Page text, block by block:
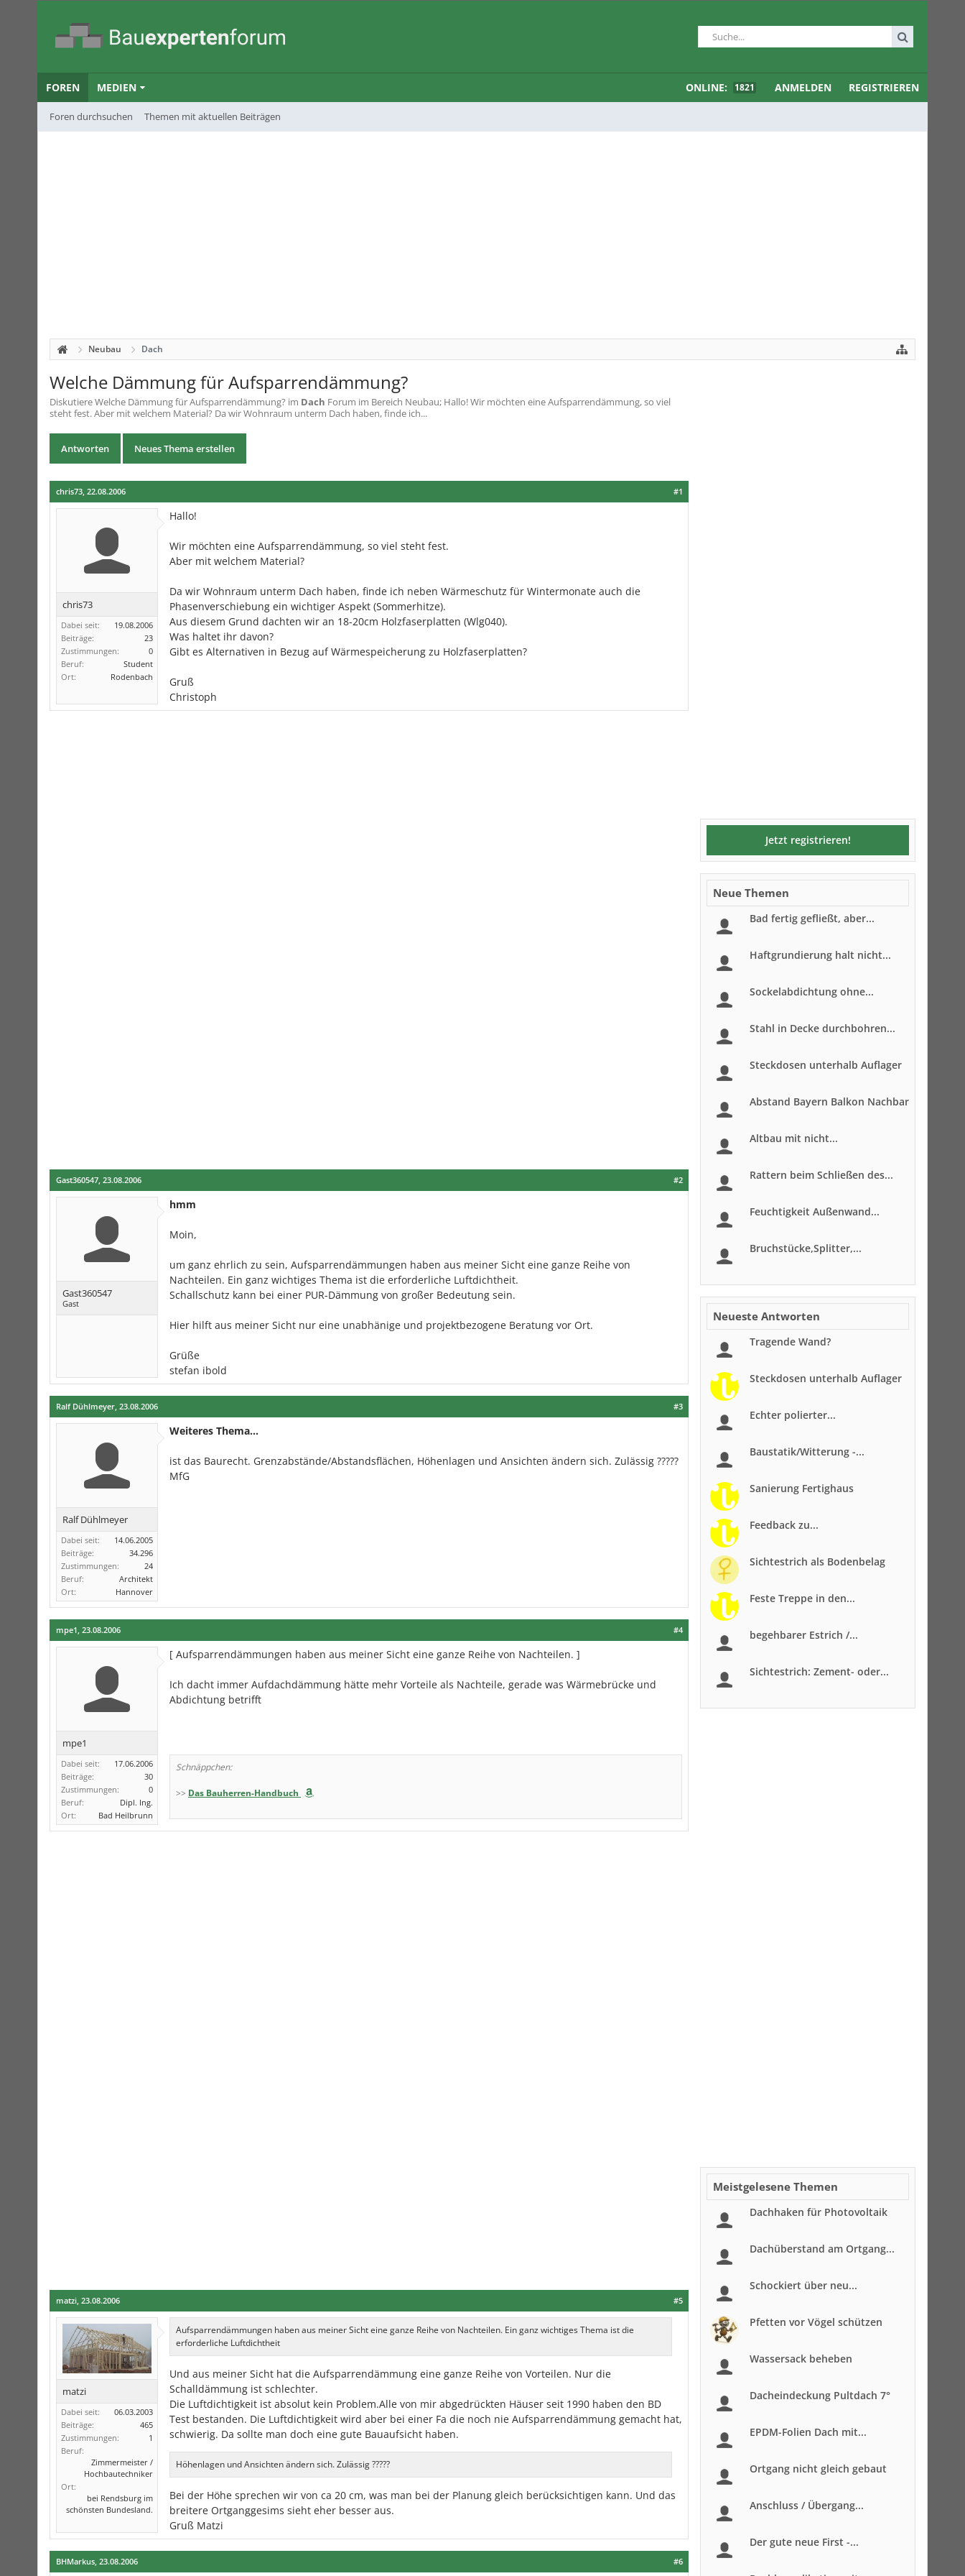
FOREN
Foren durchsuchen Themen mit aktuellen Beiträgen
MEDIEN ONLINE: 1821 ANMELDEN REGISTRIEREN
Neubau Dach
Welche Dämmung für Aufsparrendämmung?
DiskutiereWelche Dämmung für Aufsparrendämmung? im Dach Forum im Bereich Neubau; Hallo! Wir möchten eine Aufsparrendämmung, so viel
steht fest. Aber mit welchem Material? Da wir Wohnraum unterm Dach haben, finde ich...
Antworten Neues Thema erstellen
#1
chris73, 22.08.2006
chris73
Dabei seit:
19.08.2006
Beiträge:
23
Zustimmungen:
0
Beruf:
Student
Ort:
Rodenbach
Hallo!
Wir möchten eine Aufsparrendämmung, so viel steht fest.
Aber mit welchem Material?
Da wir Wohnraum unterm Dach haben, finde ich neben Wärmeschutz für Wintermonate auch die
Phasenverschiebung ein wichtiger Aspekt (Sommerhitze).
Aus diesem Grund dachten wir an 18-20cm Holzfaserplatten (Wlg040).
Was haltet ihr davon?
Gibt es Alternativen in Bezug auf Wärmespeicherung zu Holzfaserplatten?
Gruß
Christoph
#2
Gast360547, 23.08.2006
Gast360547
Gast
hmm
Moin,
um ganz ehrlich zu sein, Aufsparrendämmungen haben aus meiner Sicht eine ganze Reihe von
Nachteilen. Ein ganz wichtiges Thema ist die erforderliche Luftdichtheit.
Schallschutz kann bei einer PUR-Dämmung von großer Bedeutung sein.
Hier hilft aus meiner Sicht nur eine unabhänige und projektbezogene Beratung vor Ort.
Grüße
stefan ibold
#3
Ralf Dühlmeyer, 23.08.2006
Ralf Dühlmeyer
Dabei seit:
14.06.2005
Beiträge:
34.296
Zustimmungen:
24
Beruf:
Architekt
Ort:
Hannover
Weiteres Thema...
ist das Baurecht. Grenzabstände/Abstandsflächen, Höhenlagen und Ansichten ändern sich. Zulässig ?????
MfG
#4
mpe1, 23.08.2006
mpe1
Dabei seit:
17.06.2006
Beiträge:
30
Zustimmungen:
0
Beruf:
Dipl. Ing.
Ort:
Bad Heilbrunn
[ Aufsparrendämmungen haben aus meiner Sicht eine ganze Reihe von Nachteilen. ]
Ich dacht immer Aufdachdämmung hätte mehr Vorteile als Nachteile, gerade was Wärmebrücke und
Abdichtung betrifft
Schnäppchen:
>> Das Bauherren-Handbuch
#5
matzi, 23.08.2006
matzi
Dabei seit:
06.03.2003
Beiträge:
465
Zustimmungen:
1
Beruf:
Zimmermeister /
Hochbautechniker
Ort:
bei Rendsburg im
schönsten Bundesland.
Aufsparrendämmungen haben aus meiner Sicht eine ganze Reihe von Nachteilen. Ein ganz wichtiges Thema ist die
erforderliche Luftdichtheit
Und aus meiner Sicht hat die Aufsparrendämmung eine ganze Reihe von Vorteilen. Nur die
Schalldämmung ist schlechter.
Die Luftdichtigkeit ist absolut kein Problem.Alle von mir abgedrückten Häuser seit 1990 haben den BD
Test bestanden. Die Luftdichtigkeit wird aber bei einer Fa die noch nie Aufsparrendämmung gemacht hat,
schwierig. Da sollte man doch eine gute Bauaufsicht haben.
Höhenlagen und Ansichten ändern sich. Zulässig ?????
Bei der Höhe sprechen wir von ca 20 cm, was man bei der Planung gleich berücksichtigen kann. Und das
breitere Ortganggesims sieht eher besser aus.
Gruß Matzi
#6
BHMarkus, 23.08.2006
Jetzt registrieren!
Neue Themen
Bad fertig gefließt, aber...
Haftgrundierung halt nicht...
Sockelabdichtung ohne...
Stahl in Decke durchbohren...
Steckdosen unterhalb Auflager
Abstand Bayern Balkon Nachbar
Altbau mit nicht...
Rattern beim Schließen des...
Feuchtigkeit Außenwand...
Bruchstücke,Splitter,...
Neueste Antworten
Tragende Wand?
Steckdosen unterhalb Auflager
Echter polierter...
Baustatik/Witterung -...
Sanierung Fertighaus
Feedback zu...
Sichtestrich als Bodenbelag
Feste Treppe in den...
begehbarer Estrich /...
Sichtestrich: Zement- oder...
Meistgelesene Themen
Dachhaken für Photovoltaik
Dachüberstand am Ortgang...
Schockiert über neu...
Pfetten vor Vögel schützen
Wassersack beheben
Dacheindeckung Pultdach 7°
EPDM-Folien Dach mit...
Ortgang nicht gleich gebaut
Anschluss / Übergang...
Der gute neue First -...